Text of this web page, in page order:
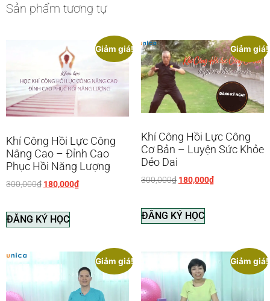
Sản phẩm tương tự
Giảm giá!
Khí Công Hồi Lực Công
Nâng Cao – Đỉnh Cao
Phục Hồi Năng Lượng
300,000₫ 180,000₫
ĐĂNG KÝ HỌC
Giảm giá!
Khí Công Hồi Lực Công
Cơ Bản – Luyện Sức Khỏe
Dẻo Dai
300,000₫ 180,000₫
ĐĂNG KÝ HỌC
Giảm giá! Giảm giá!